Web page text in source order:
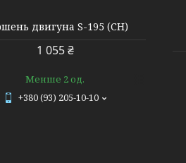
двигуна S-195 (СН)
1 055 ₴
Менше 2 од.
+380 (93) 205-10-10